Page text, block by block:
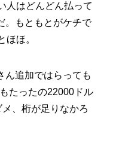
人はどんどん払って
。もともとがケチで
ほ。
ん追加ではらっても
たったの22000ドル
、桁が足りなかろ